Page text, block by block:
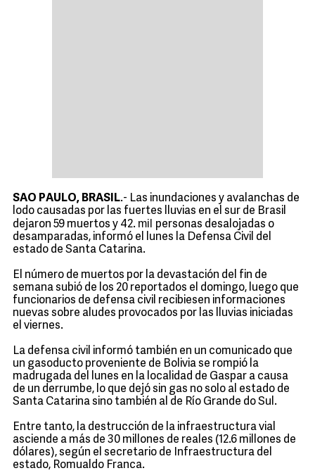
SAO PAULO, BRASIL.- Las inundaciones y avalanchas de
lodo causadas por las fuertes lluvias en el sur de Brasil
dejaron 59 muertos y 42. mil personas desalojadas o
desamparadas, informó el lunes la Defensa Civil del
estado de Santa Catarina.
El número de muertos por la devastación del fin de
semana subió de los 20 reportados el domingo, luego que
funcionarios de defensa civil recibiesen informaciones
nuevas sobre aludes provocados por las lluvias iniciadas
el viernes.
La defensa civil informó también en un comunicado que
un gasoducto proveniente de Bolivia se rompió la
madrugada del lunes en la localidad de Gaspar a causa
de un derrumbe, lo que dejó sin gas no solo al estado de
Santa Catarina sino también al de Río Grande do Sul.
Entre tanto, la destrucción de la infraestructura vial
asciende a más de 30 millones de reales (12.6 millones de
dólares), según el secretario de Infraestructura del
estado, Romualdo Franca.